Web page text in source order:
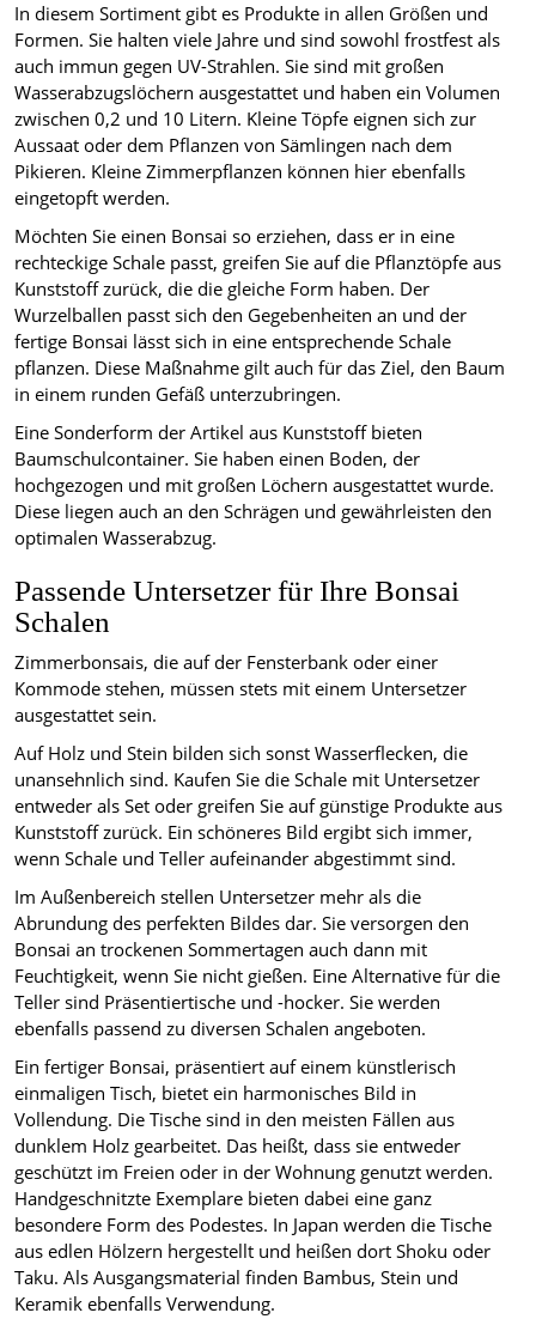
In diesem Sortiment gibt es Produkte in allen Größen und
Formen. Sie halten viele Jahre und sind sowohl frostfest als
auch immun gegen UV-Strahlen. Sie sind mit großen
Wasserabzugslöchern ausgestattet und haben ein Volumen
zwischen 0,2 und 10 Litern. Kleine Töpfe eignen sich zur
Aussaat oder dem Pflanzen von Sämlingen nach dem
Pikieren. Kleine Zimmerpflanzen können hier ebenfalls
eingetopft werden.
Möchten Sie einen Bonsai so erziehen, dass er in eine
rechteckige Schale passt, greifen Sie auf die Pflanztöpfe aus
Kunststoff zurück, die die gleiche Form haben. Der
Wurzelballen passt sich den Gegebenheiten an und der
fertige Bonsai lässt sich in eine entsprechende Schale
pflanzen. Diese Maßnahme gilt auch für das Ziel, den Baum
in einem runden Gefäß unterzubringen.
Eine Sonderform der Artikel aus Kunststoff bieten
Baumschulcontainer. Sie haben einen Boden, der
hochgezogen und mit großen Löchern ausgestattet wurde.
Diese liegen auch an den Schrägen und gewährleisten den
optimalen Wasserabzug.
Passende Untersetzer für Ihre Bonsai
Schalen
Zimmerbonsais, die auf der Fensterbank oder einer
Kommode stehen, müssen stets mit einem Untersetzer
ausgestattet sein.
Auf Holz und Stein bilden sich sonst Wasserflecken, die
unansehnlich sind. Kaufen Sie die Schale mit Untersetzer
entweder als Set oder greifen Sie auf günstige Produkte aus
Kunststoff zurück. Ein schöneres Bild ergibt sich immer,
wenn Schale und Teller aufeinander abgestimmt sind.
Im Außenbereich stellen Untersetzer mehr als die
Abrundung des perfekten Bildes dar. Sie versorgen den
Bonsai an trockenen Sommertagen auch dann mit
Feuchtigkeit, wenn Sie nicht gießen. Eine Alternative für die
Teller sind Präsentiertische und -hocker. Sie werden
ebenfalls passend zu diversen Schalen angeboten.
Ein fertiger Bonsai, präsentiert auf einem künstlerisch
einmaligen Tisch, bietet ein harmonisches Bild in
Vollendung. Die Tische sind in den meisten Fällen aus
dunklem Holz gearbeitet. Das heißt, dass sie entweder
geschützt im Freien oder in der Wohnung genutzt werden.
Handgeschnitzte Exemplare bieten dabei eine ganz
besondere Form des Podestes. In Japan werden die Tische
aus edlen Hölzern hergestellt und heißen dort Shoku oder
Taku. Als Ausgangsmaterial finden Bambus, Stein und
Keramik ebenfalls Verwendung.